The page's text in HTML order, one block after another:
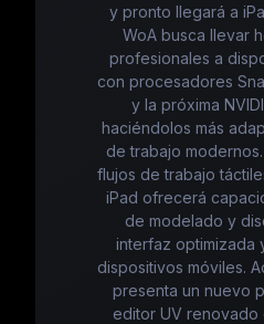
y pronto llegará a
WoA busca llevar
profesionales a
con procesadores
y la próxima
haciéndolos más
de trabajo
flujos de trabajo
iPad ofrecerá
de modelado y
interfaz optimizada
dispositivos móviles.
presenta un nuevo
editor UV renovado